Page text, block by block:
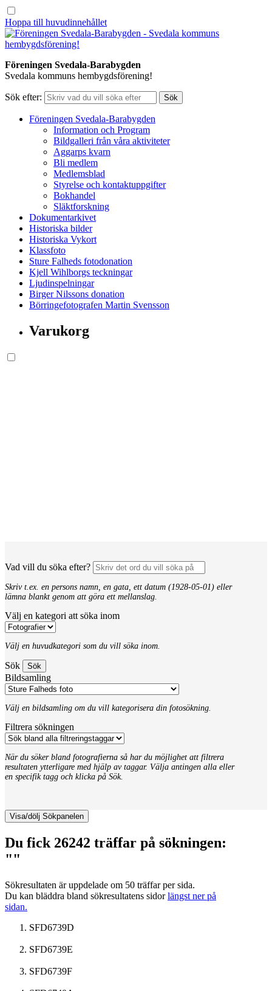
Hoppa till huvudinnehållet
Föreningen Svedala-Barabygden
Svedala kommuns hembygdsförening!
Sök efter:
Föreningen Svedala-Barabygden
Information och Program
Bildgalleri från våra aktiviteter
Aggarps kvarn
Bli medlem
Medlemsblad
Styrelse och kontaktuppgifter
Bokhandel
Släktforskning
Dokumentarkivet
Historiska bilder
Historiska Vykort
Klassfoto
Sture Falheds fotodonation
Kjell Wihlborgs teckningar
Ljudinspelningar
Birger Nilssons donation
Börringefotografen Martin Svensson
Varukorg
Vad vill du söka efter?
Skriv t.ex. en persons namn, en gata, ett datum (1928-05-01) eller
lämna blankt genom att göra ett mellanslag.
Välj en kategori att söka inom
Välj en huvudkategori som du vill söka inom.
Sök
Bildsamling
Välj en bildsamling om du vill kategorisera din fotosökning.
Filtrera sökningen
När du söker bland fotografierna så har du möjlighet att filtrera
resultaten ytterligare med hjälp av taggar. Välja antingen alla eller
en specifik tagg och klicka på Sök.
Visa/dölj Sökpanelen
Du fick 26242 träffar på sökningen:
""
Sökresultaten är uppdelade om 50 träffar per sida.
Du kan bläddra bland sökresultatens sidorlängst ner på
sidan.
SFD6739D
SFD6739E
SFD6739F